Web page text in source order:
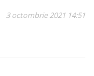
3 octombrie 2021 14:51